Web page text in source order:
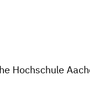
Hochschule